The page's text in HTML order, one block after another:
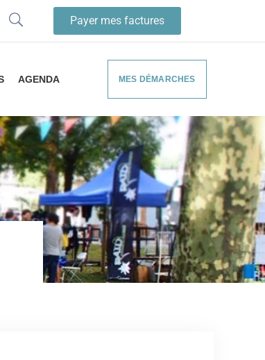
Payer mes factures
AGENDA MES DÉMARCHES